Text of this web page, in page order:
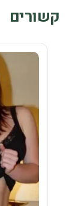
קשורים